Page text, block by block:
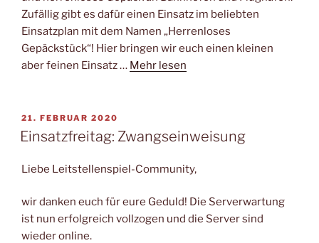
Zufällig gibt es dafür einen Einsatz im beliebten
Einsatzplan mit dem Namen „Herrenloses
Gepäckstück“! Hier bringen wir euch einen kleinen
aber feinen Einsatz … Mehr lesen
VERÖFFENTLICHT
AM
21. FEBRUAR 2020
Einsatzfreitag: Zwangseinweisung
Liebe Leitstellenspiel-Community,
wir danken euch für eure Geduld! Die Serverwartung
ist nun erfolgreich vollzogen und die Server sind
wieder online.